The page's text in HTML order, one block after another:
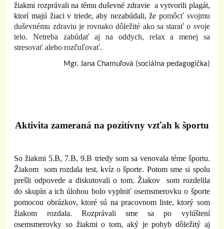
žiakmi rozprávali na tému duševné zdravie a vytvorili plagát,
ktorí majú žiaci v triede, aby nezabúdali, že pomôcť svojmu
duševnému zdraviu je rovnako dôležité ako sa starať o svoje
telo. Netreba zabúdať aj na oddych, relax a menej sa
stresovať alebo rozčuľovať.
Mgr. Jana Chamuľová (sociálna pedagogička)
Aktivita zameraná na pozitívny vzťah k športu
So žiakmi 5.B, 7.B, 9.B triedy som sa venovala téme športu.
Žiakom som rozdala test, kvíz o športe. Potom sme si spolu
prešli odpovede a diskutovali o tom. Žiakov som rozdelila
do skupín a ich úlohou bolo vyplniť osemsmerovku o športe
pomocou obrázkov, ktoré sú na pracovnom liste, ktorý som
žiakom rozdala. Rozprávali sme sa po vylúštení
osemsmerovky so žiakmi o tom, aký je pohyb dôležitý aj